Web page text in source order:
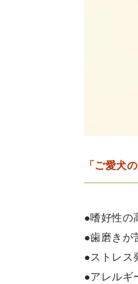
「ご愛犬
●嗜好性の
●歯磨きが
●ストレス
●アレルギ